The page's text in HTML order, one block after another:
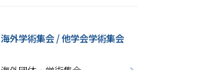
海外学術集会 / 他学会学術集会